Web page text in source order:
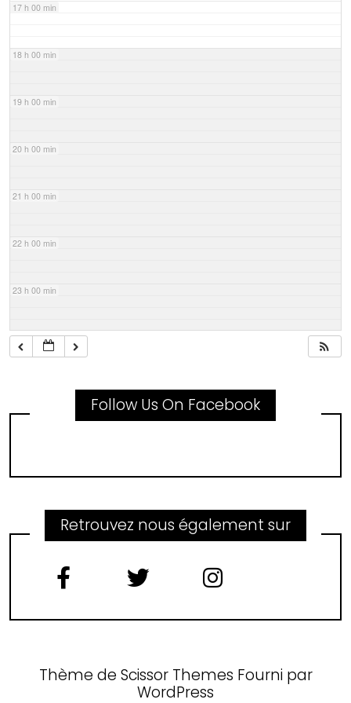
17 h 00 min
18 h 00 min
19 h 00 min
20 h 00 min
21 h 00 min
22 h 00 min
23 h 00 min
Follow Us On Facebook
Retrouvez nous également sur
Thème de Scissor Themes Fourni par
WordPress